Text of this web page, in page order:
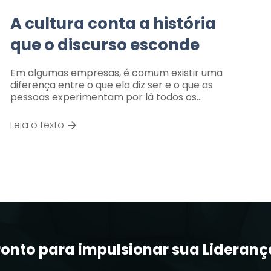
A cultura conta a história
que o discurso esconde
Em algumas empresas, é comum existir uma
diferença entre o que ela diz ser e o que as
pessoas experimentam por lá todos os…
Leia o texto
para impulsionar sua